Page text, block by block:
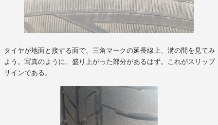
タイヤが地面と接する面で、三角マークの延長線上、溝の間を見てみ
よう。写真のように、盛り上がった部分があるはず。これがスリップ
サインである。